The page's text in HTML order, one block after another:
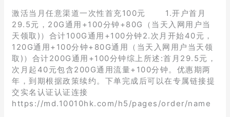
激活当月任意渠道一次性首充100元 1.开户首月
29.5元，20G通用+100分钟+80G（当天入网用户当
天领取)）合计100G通用+100分钟2.次月开始40元，
120G通用+100分钟+80G通用（当天入网用户当天领
取)）合计200G通用+100分钟综上所述:首月29.5元，
次月起40元包含200G通用流量+100分钟。优惠期两
年，到期根据政策续约。下单完成后可以在专属链接提
交实名认证认证连接
https://md.10010hk.com/h5/pages/order/name